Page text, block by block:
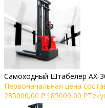
Самоходный Штабелер AX-
Первоначальная цена
285000,00 ₽.185000,00 ₽